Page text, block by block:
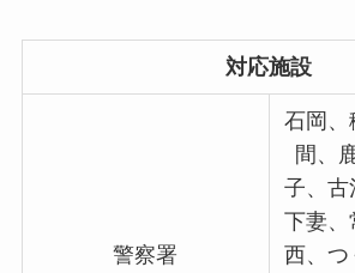
対応施設
警察署
石岡、
間、
子、古
下妻、
西、つ